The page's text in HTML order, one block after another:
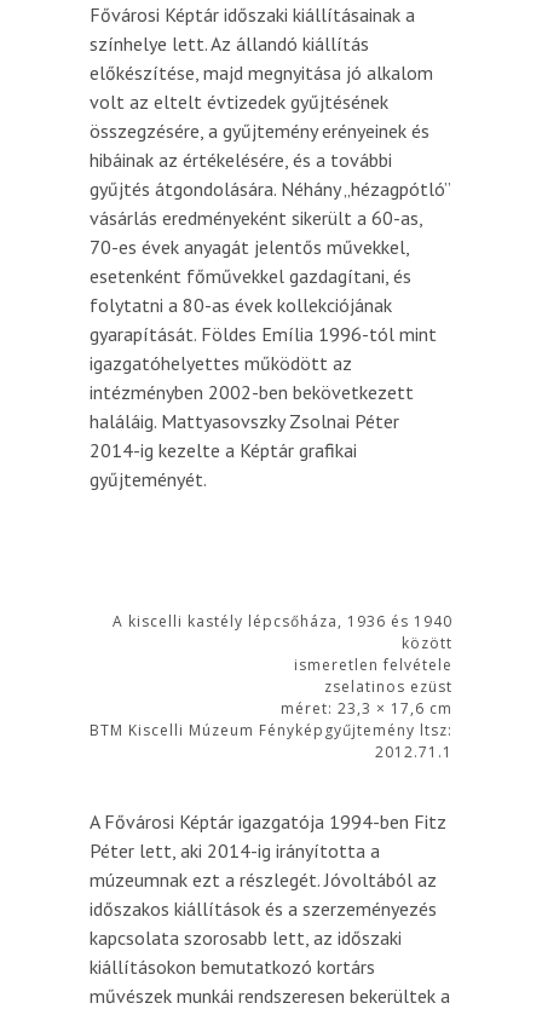
Fővárosi Képtár időszaki kiállításainak a
színhelye lett. Az állandó kiállítás
előkészítése, majd megnyitása jó alkalom
volt az eltelt évtizedek gyűjtésének
összegzésére, a gyűjtemény erényeinek és
hibáinak az értékelésére, és a további
gyűjtés átgondolására. Néhány „hézagpótló”
vásárlás eredményeként sikerült a 60-as,
70-es évek anyagát jelentős művekkel,
esetenként főművekkel gazdagítani, és
folytatni a 80-as évek kollekciójának
gyarapítását. Földes Emília 1996-tól mint
igazgatóhelyettes működött az
intézményben 2002-ben bekövetkezett
haláláig. Mattyasovszky Zsolnai Péter
2014-ig kezelte a Képtár grafikai
gyűjteményét.
A kiscelli kastély lépcsőháza, 1936 és 1940
között
ismeretlen felvétele
zselatinos ezüst
méret: 23,3 × 17,6 cm
BTM Kiscelli Múzeum Fényképgyűjtemény ltsz:
2012.71.1
A Fővárosi Képtár igazgatója 1994-ben Fitz
Péter lett, aki 2014-ig irányította a
múzeumnak ezt a részlegét. Jóvoltából az
időszakos kiállítások és a szerzeményezés
kapcsolata szorosabb lett, az időszaki
kiállításokon bemutatkozó kortárs
művészek munkái rendszeresen bekerültek a